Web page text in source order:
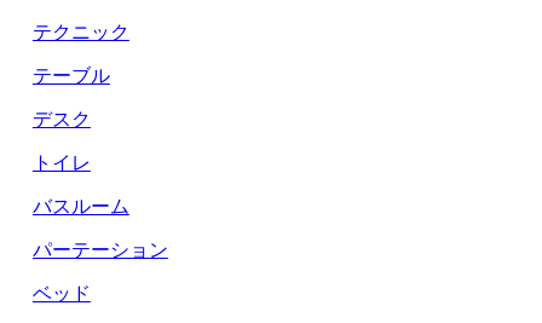
テクニック
テーブル
デスク
トイレ
バスルーム
パーテーション
ベッド